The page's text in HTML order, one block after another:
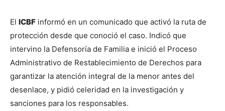
El ICBF informó en un comunicado que activó la ruta de
protección desde que conoció el caso. Indicó que
intervino la Defensoría de Familia e inició el Proceso
Administrativo de Restablecimiento de Derechos para
garantizar la atención integral de la menor antes del
desenlace, y pidió celeridad en la investigación y
sanciones para los responsables.